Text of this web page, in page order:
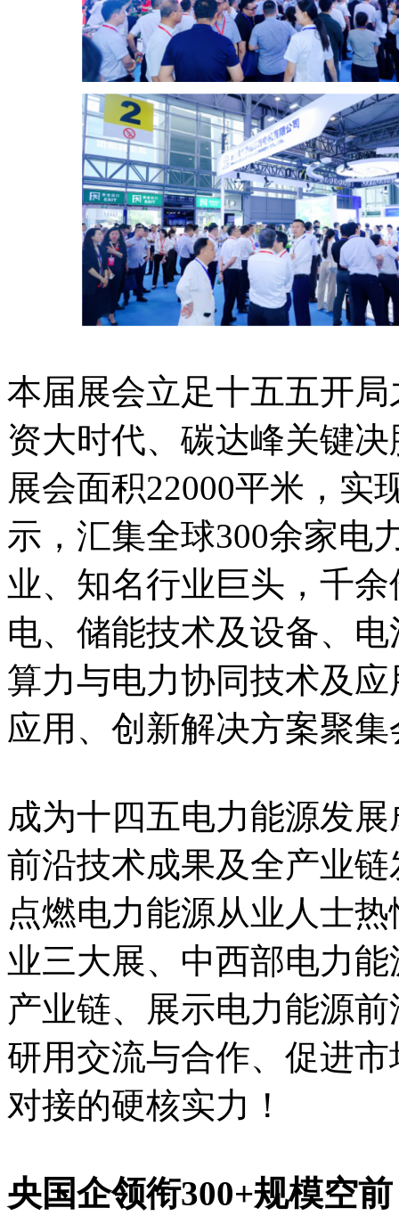
本届展会立足十五五开
资大时代、碳达峰关键
展会面积22000平米，实
示，汇集全球300余家电
业、知名行业巨头，千
电、储能技术及设备、
算力与电力协同技术及
应用、创新解决方案聚集
成为十四五电力能源发
前沿技术成果及全产业
点燃电力能源从业人士
业三大展、中西部电力
产业链、展示电力能源
研用交流与合作、促进
对接的硬核实力！
央国企领衔300+规模空前